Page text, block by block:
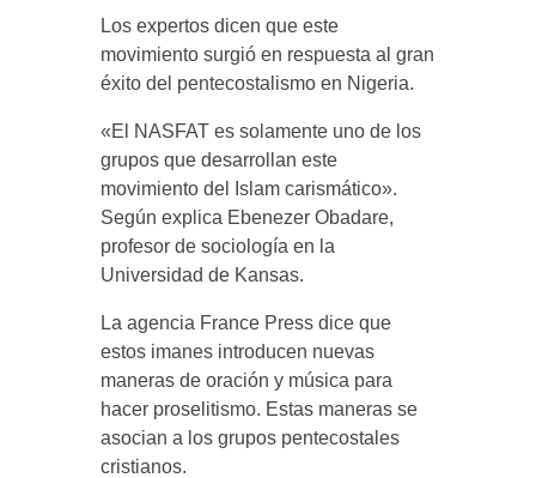
Los expertos dicen que este
movimiento surgió en respuesta al gran
éxito del pentecostalismo en Nigeria.
«El NASFAT es solamente uno de los
grupos que desarrollan este
movimiento del Islam carismático».
Según explica Ebenezer Obadare,
profesor de sociología en la
Universidad de Kansas.
La agencia France Press dice que
estos imanes introducen nuevas
maneras de oración y música para
hacer proselitismo. Estas maneras se
asocian a los grupos pentecostales
cristianos.